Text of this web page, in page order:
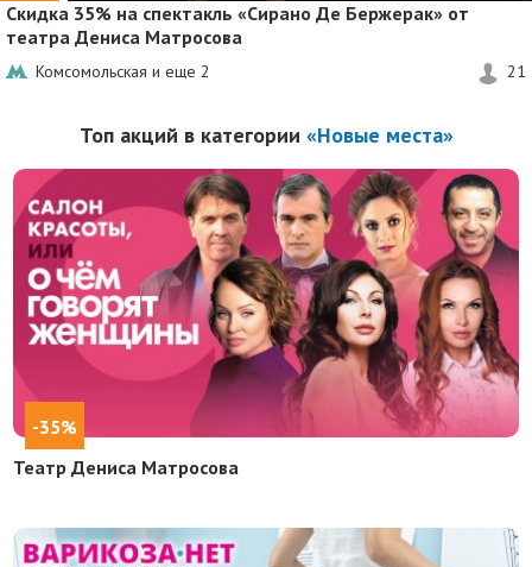
Скидка 35% на спектакль «Сирано Де Бержерак» от
театра Дениса Матросова
Комсомольская и еще 2 21
Топ акций в категории «Новые места»
-35%
Театр Дениса Матросова